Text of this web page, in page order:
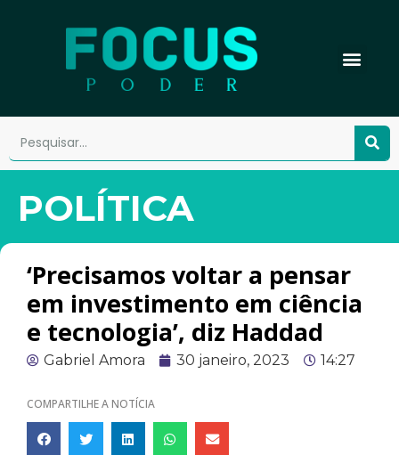
POLÍTICA
‘Precisamos voltar a pensar
em investimento em ciência
e tecnologia’, diz Haddad
Gabriel Amora 30 janeiro, 2023 14:27
COMPARTILHE A NOTÍCIA